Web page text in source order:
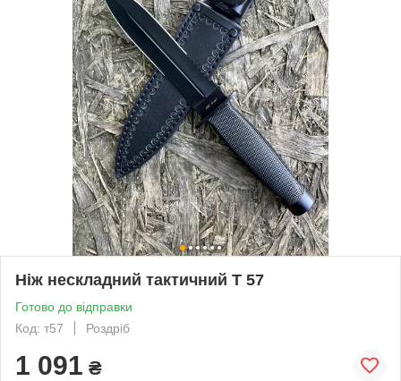
Ніж нескладний тактичний Т 57
Готово до відправки
Код: т57
Роздріб
1 091 ₴